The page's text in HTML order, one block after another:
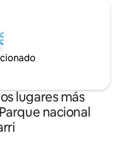
lugares más
nacional